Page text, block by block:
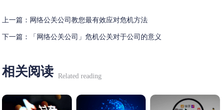
上一篇： 网络公关公司教您最有效应对危机方法
下一篇： 「网络公关公司」危机公关对于公司的意义
相关阅读 Related reading